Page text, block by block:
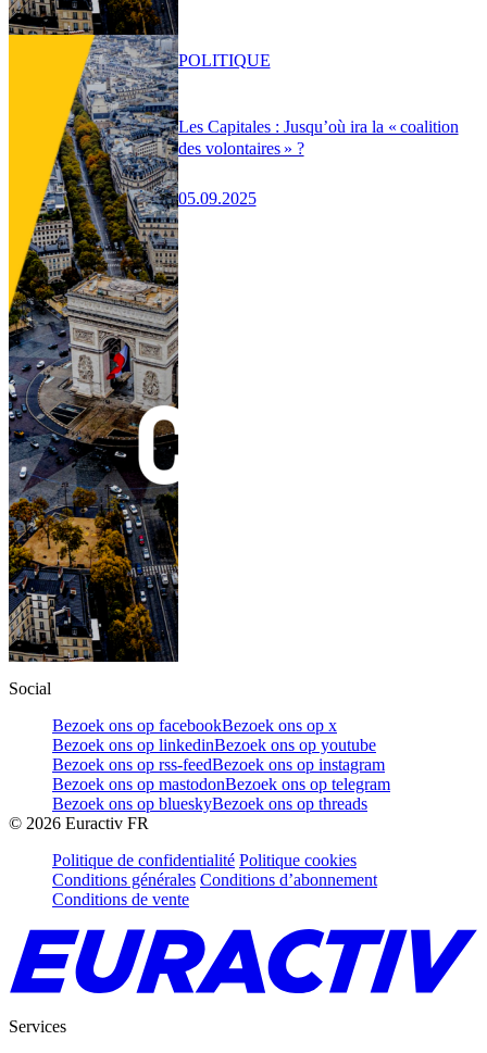
Les Capitales : Jusqu’où ira la « coalition
des volontaires » ?
05.09.2025
POLITIQUE
Social
Bezoek ons op facebookBezoek ons op x
Bezoek ons op linkedinBezoek ons op youtube
Bezoek ons op rss-feedBezoek ons op instagram
Bezoek ons op mastodonBezoek ons op telegram
Bezoek ons op blueskyBezoek ons op threads
© 2026 Euractiv FR
Politique de confidentialité Politique cookies
Conditions générales Conditions d’abonnement
Conditions de vente
Services